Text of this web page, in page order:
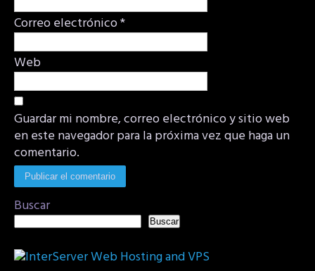
Correo electrónico*
Web
Guardar mi nombre, correo electrónico y sitio web
en este navegador para la próxima vez que haga un
comentario.
Buscar
Buscar